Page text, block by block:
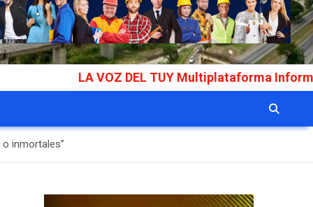
VOZ DEL TUY Multiplataforma Informativa
inmortales”